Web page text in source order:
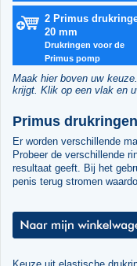
2 Primus
20 mm
Drukringen voor de
Primus pomp
Maak hier boven uw
krijgt. Klik op een vlak en
Primus drukringen
Er worden verschillende
Probeer de verschillende
resultaat geeft. Bij het
penis terug stromen